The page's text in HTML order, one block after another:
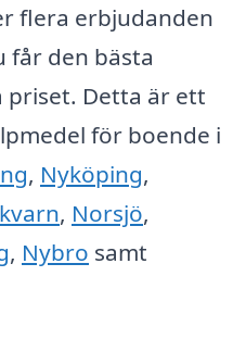
flera erbjudanden
får den bästa
priset. Detta är ett
för boende i
, Nyköping,
, Norsjö,
, Nybro samt